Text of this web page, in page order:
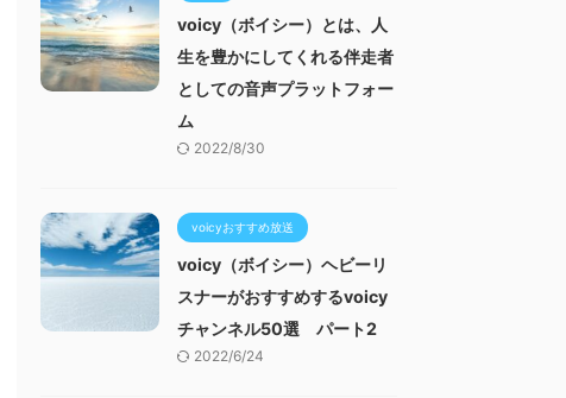
voicy（ボイシー）とは、人
生を豊かにしてくれる伴走者
としての音声プラットフォー
ム
2022/8/30
voicyおすすめ放送
voicy（ボイシー）ヘビーリ
スナーがおすすめするvoicy
チャンネル50選 パート2
2022/6/24